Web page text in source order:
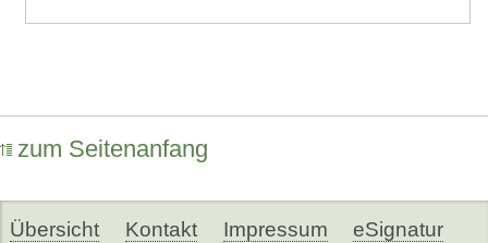
zum Seitenanfang
Übersicht Kontakt Impressum eSignatur